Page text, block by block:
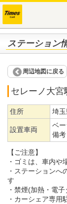
ステーション
周辺地図に戻る
セレーノ大宮
住所 埼
設置車両
ベー
備考
【ご注意】
・ゴミは、車内
・ステーションへ
す
・禁煙(加熱・電
・カーシェア専